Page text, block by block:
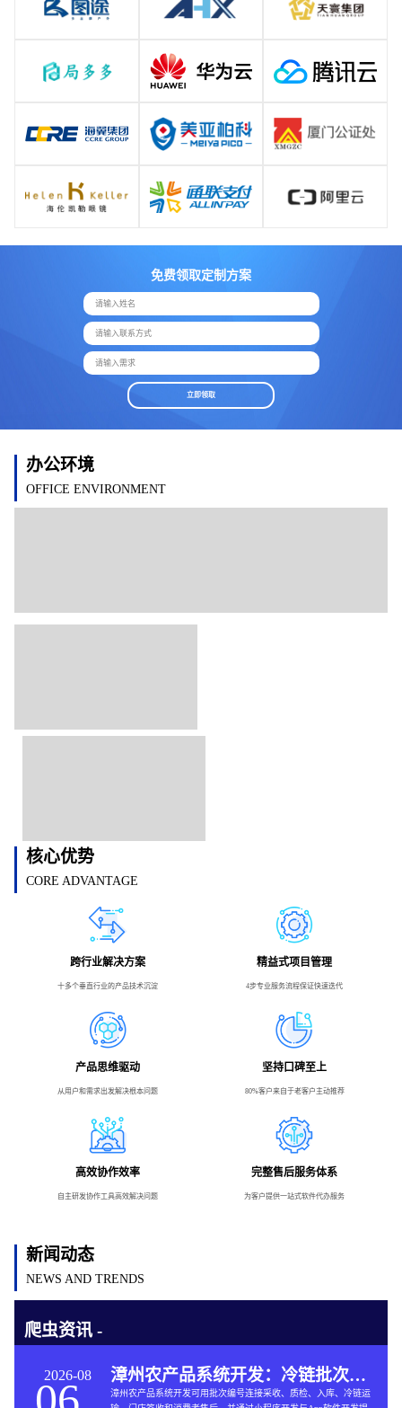
免费领取定制方案
请输入姓名
请输入联系方式
请输入需求
立即领取
办公环境
OFFICE ENVIRONMENT
核心优势
CORE ADVANTAGE
跨行业解决方案
十多个垂直行业的产品技术沉淀
精益式项目管理
4步专业服务流程保证快速迭代
产品思维驱动
从用户和需求出发解决根本问题
坚持口碑至上
80%客户来自于老客户主动推荐
高效协作效率
自主研发协作工具高效解决问题
完整售后服务体系
为客户提供一站式软件代办服务
新闻动态
NEWS AND TRENDS
爬虫资讯 -
2026-08 漳州农产品系统开发：冷链批次如何连接仓储与售后
漳州农产品系统开发可用批次编号连接采收、质检、入库、冷链运